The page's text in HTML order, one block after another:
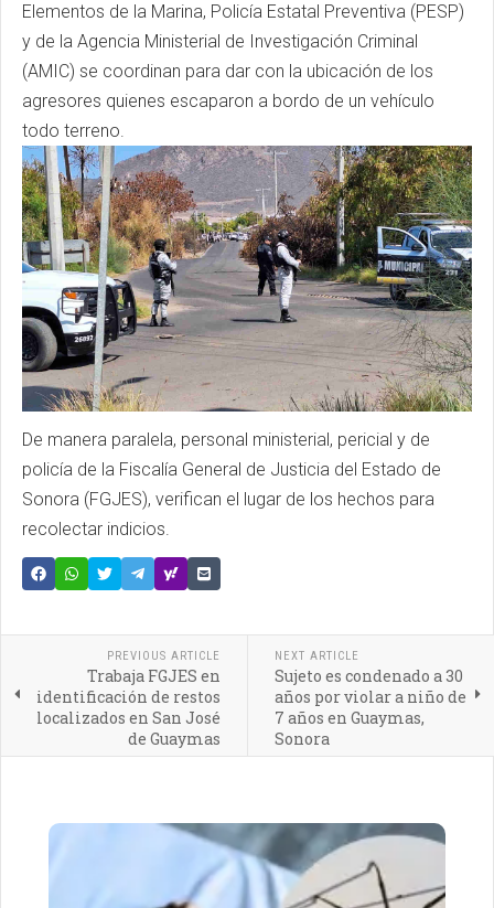
Elementos de la Marina, Policía Estatal Preventiva (PESP)
y de la Agencia Ministerial de Investigación Criminal
(AMIC) se coordinan para dar con la ubicación de los
agresores quienes escaparon a bordo de un vehículo
todo terreno.
De manera paralela, personal ministerial, pericial y de
policía de la Fiscalía General de Justicia del Estado de
Sonora (FGJES), verifican el lugar de los hechos para
recolectar indicios.
PREVIOUS ARTICLE
Trabaja FGJES en
identificación de restos
localizados en San José
de Guaymas
NEXT ARTICLE
Sujeto es condenado a 30
años por violar a niño de
7 años en Guaymas,
Sonora